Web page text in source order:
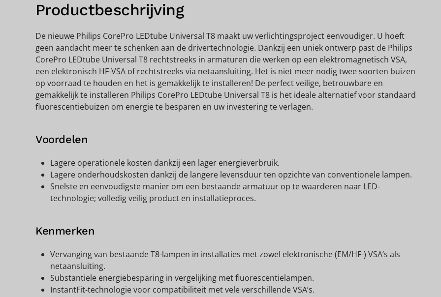
Productbeschrijving
De nieuwe Philips CorePro LEDtube Universal T8 maakt uw verlichtingsproject eenvoudiger. U hoeft
geen aandacht meer te schenken aan de drivertechnologie. Dankzij een uniek ontwerp past de Philips
CorePro LEDtube Universal T8 rechtstreeks in armaturen die werken op een elektromagnetisch VSA,
een elektronisch HF-VSA of rechtstreeks via netaansluiting. Het is niet meer nodig twee soorten buizen
op voorraad te houden en het is gemakkelijk te installeren! De perfect veilige, betrouwbare en
gemakkelijk te installeren Philips CorePro LEDtube Universal T8 is het ideale alternatief voor standaard
fluorescentiebuizen om energie te besparen en uw investering te verlagen.
Voordelen
Lagere operationele kosten dankzij een lager energieverbruik.
Lagere onderhoudskosten dankzij de langere levensduur ten opzichte van conventionele lampen.
Snelste en eenvoudigste manier om een bestaande armatuur op te waarderen naar LED-
technologie; volledig veilig product en installatieproces.
Kenmerken
Vervanging van bestaande T8-lampen in installaties met zowel elektronische (EM/HF-) VSA’s als
netaansluiting.
Substantiele energiebesparing in vergelijking met fluorescentielampen.
InstantFit-technologie voor compatibiliteit met vele verschillende VSA’s.